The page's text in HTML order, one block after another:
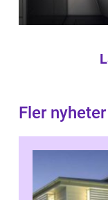
Fler nyheter